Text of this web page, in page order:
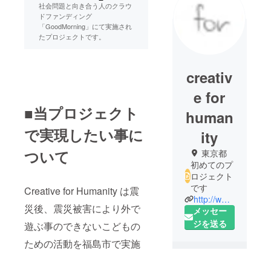
社会問題と向き合う人のクラウ
ドファンディング
「GoodMorning」にて実施され
たプロジェクトです。
■当プロジェクト
で実現したい事に
ついて
Creative for Humanity は震
災後、震災被害により外で
遊ぶ事のできないこどもの
ための活動を福島市で実施
creativ
e for
human
ity
東京都
初めてのプ
ロジェクト
です
http://www.creativeforhumanity.com/
メッセー
ジを送る